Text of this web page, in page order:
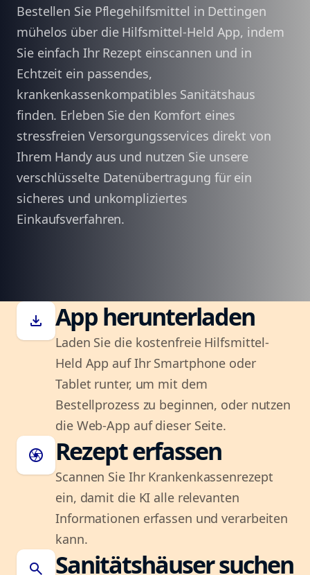
Bestellen Sie Pflegehilfsmittel in Dettingen
mühelos über die Hilfsmittel-Held App, indem
Sie einfach Ihr Rezept einscannen und in
Echtzeit ein passendes,
krankenkassenkompatibles Sanitätshaus
finden. Erleben Sie den Komfort eines
stressfreien Versorgungsservices direkt von
Ihrem Handy aus und nutzen Sie unsere
verschlüsselte Datenübertragung für ein
sicheres und unkompliziertes
Einkaufsverfahren.
download App herunterladen
Laden Sie die kostenfreie Hilfsmittel-
Held App auf Ihr Smartphone oder
Tablet runter, um mit dem
Bestellprozess zu beginnen, oder nutzen
die Web-App auf dieser Seite.
camera Rezept erfassen
Scannen Sie Ihr Krankenkassenrezept
ein, damit die KI alle relevanten
Informationen erfassen und verarbeiten
kann.
search Sanitätshäuser suchen